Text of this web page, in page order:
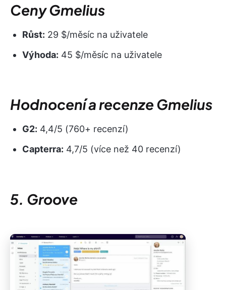
Ceny Gmelius
Růst: 29 $/měsíc na uživatele
Výhoda: 45 $/měsíc na uživatele
Hodnocení a recenze Gmelius
G2: 4,4/5 (760+ recenzí)
Capterra: 4,7/5 (více než 40 recenzí)
5. Groove